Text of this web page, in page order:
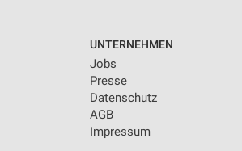
UNTERNEHMEN
Jobs
Presse
Datenschutz
AGB
Impressum